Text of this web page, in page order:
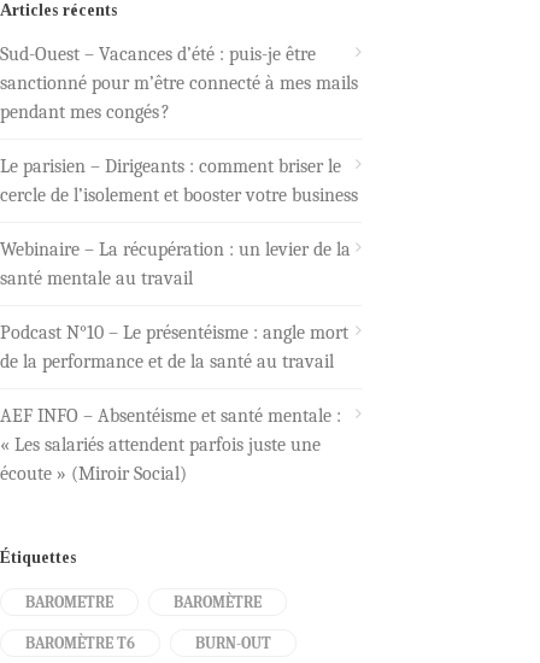
Articles récents
Sud-Ouest – Vacances d’été : puis-je être
sanctionné pour m’être connecté à mes mails
pendant mes congés ?
Le parisien – Dirigeants : comment briser le
cercle de l’isolement et booster votre business
Webinaire – La récupération : un levier de la
santé mentale au travail
Podcast N°10 – Le présentéisme : angle mort
de la performance et de la santé au travail
AEF INFO – Absentéisme et santé mentale :
« Les salariés attendent parfois juste une
écoute » (Miroir Social)
Étiquettes
BAROMETRE BAROMÈTRE
BAROMÈTRE T6 BURN-OUT